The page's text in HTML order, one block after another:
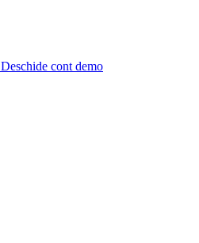
Deschide cont demo